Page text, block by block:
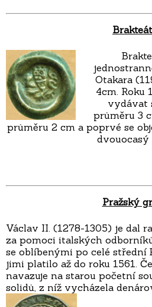
Brakteát
Otakara
4cm. Roku
vydávat
průměru 3
průměru 2 cm a poprvé se
dvouocasý
Pražský
Václav II. (1278-1305) je dal
za pomoci italských
se oblíbenými po celé střední
jimi platilo až do roku 1561.
navazuje na starou početní
solidů, z níž vycházela